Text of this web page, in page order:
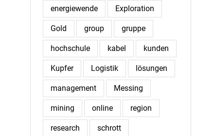
energiewende Exploration
Gold group gruppe
hochschule kabel kunden
Kupfer Logistik lösungen
management Messing
mining online region
research schrott